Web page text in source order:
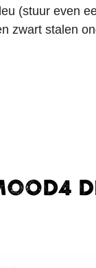
(stuur even
zwart stalen